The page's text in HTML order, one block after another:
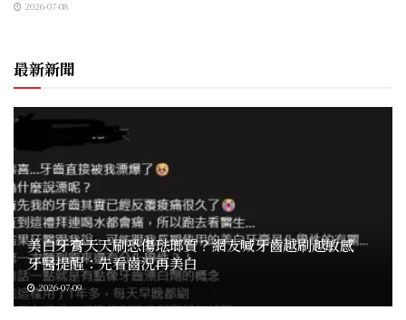
2026-07-08
最新新聞
美白牙膏天天刷恐傷琺瑯質？網友喊牙齒越刷越敏感
牙醫提醒：先看齒況再美白
2026-07-09